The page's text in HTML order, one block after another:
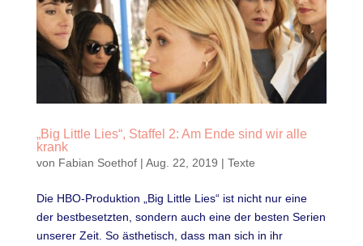
„Big Little Lies“, Staffel 2: Am Ende sind wir alle
krank
von Fabian Soethof| Aug. 22, 2019 | Texte
Die HBO-Produktion „Big Little Lies“ ist nicht nur eine
der bestbesetzten, sondern auch eine der besten Serien
unserer Zeit. So ästhetisch, dass man sich in ihr